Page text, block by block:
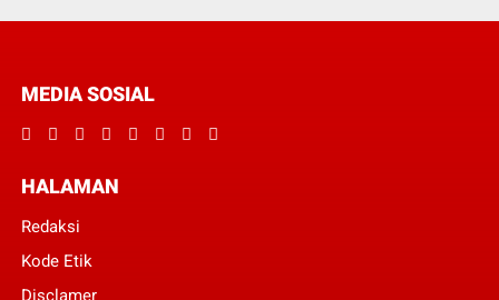
MEDIA SOSIAL
HALAMAN
Redaksi
Kode Etik
Disclamer